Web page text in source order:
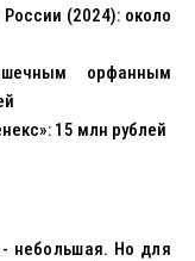
(2024): около
орфанным
15 млн рублей
небольшая. Но для